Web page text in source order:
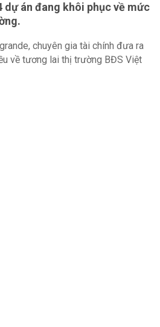
án đang khôi phục về mức
chuyên gia tài chính đưa ra
về tương lai thị trường BĐS Việt